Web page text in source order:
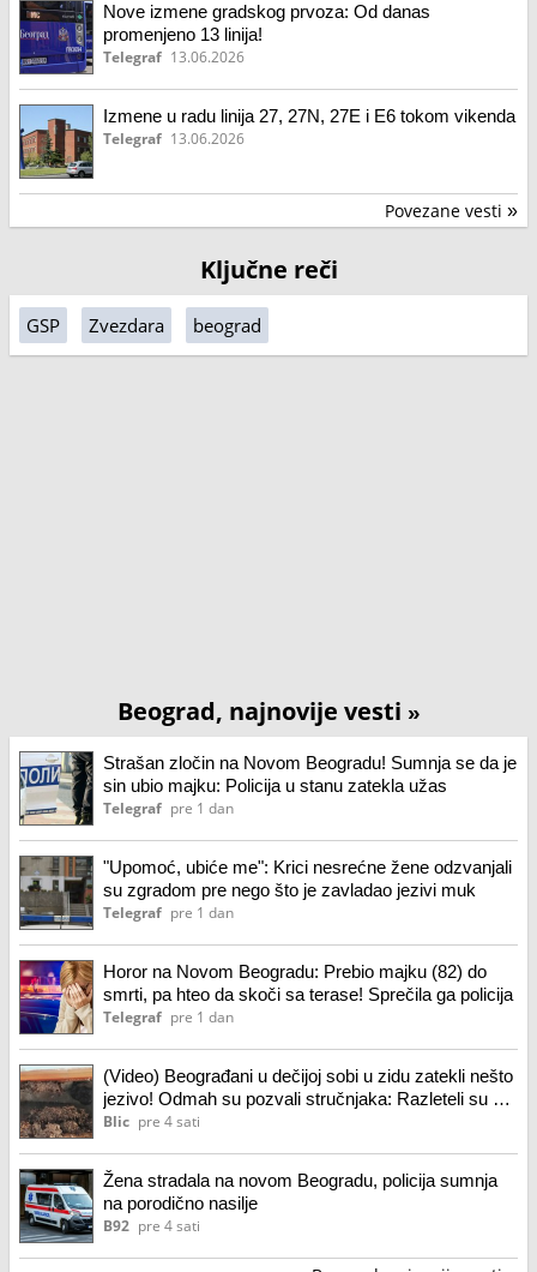
Nove izmene gradskog prvoza: Od danas
promenjeno 13 linija!
Telegraf 13.06.2026
Izmene u radu linija 27, 27N, 27E i E6 tokom vikenda
Telegraf 13.06.2026
Povezane vesti »
Ključne reči
GSP Zvezdara beograd
Beograd, najnovije vesti »
Strašan zločin na Novom Beogradu! Sumnja se da je
sin ubio majku: Policija u stanu zatekla užas
Telegraf pre 1 dan
"Upomoć, ubiće me": Krici nesrećne žene odzvanjali
su zgradom pre nego što je zavladao jezivi muk
Telegraf pre 1 dan
Horor na Novom Beogradu: Prebio majku (82) do
smrti, pa hteo da skoči sa terase! Sprečila ga policija
Telegraf pre 1 dan
(Video) Beograđani u dečijoj sobi u zidu zatekli nešto
jezivo! Odmah su pozvali stručnjaka: Razleteli su se
svuda po kući
Blic pre 4 sati
Žena stradala na novom Beogradu, policija sumnja
na porodično nasilje
B92 pre 4 sati